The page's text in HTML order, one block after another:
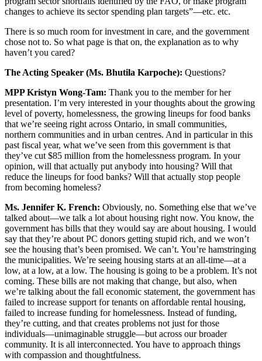
changes to achieve its sector spending plan targets”—etc. etc.
There is so much room for investment in care, and the government
chose not to. So what page is that on, the explanation as to why
haven’t you cared?
The Acting Speaker (Ms. Bhutila Karpoche): Questions?
MPP Kristyn Wong-Tam: Thank you to the member for her
presentation. I’m very interested in your thoughts about the growing
level of poverty, homelessness, the growing lineups for food banks
that we’re seeing right across Ontario, in small communities,
northern communities and in urban centres. And in particular in this
past fiscal year, what we’ve seen from this government is that
they’ve cut $85 million from the homelessness program. In your
opinion, will that actually put anybody into housing? Will that
reduce the lineups for food banks? Will that actually stop people
from becoming homeless?
Ms. Jennifer K. French: Obviously, no. Something else that we’ve
talked about—we talk a lot about housing right now. You know, the
government has bills that they would say are about housing. I would
say that they’re about PC donors getting stupid rich, and we won’t
see the housing that’s been promised. We can’t. You’re hamstringing
the municipalities. We’re seeing housing starts at an all-time—at a
low, at a low, at a low. The housing is going to be a problem. It’s not
coming. These bills are not making that change, but also, when
we’re talking about the fall economic statement, the government has
failed to increase support for tenants on affordable rental housing,
failed to increase funding for homelessness. Instead of funding,
they’re cutting, and that creates problems not just for those
individuals—unimaginable struggle—but across our broader
community. It is all interconnected. You have to approach things
with compassion and thoughtfulness.